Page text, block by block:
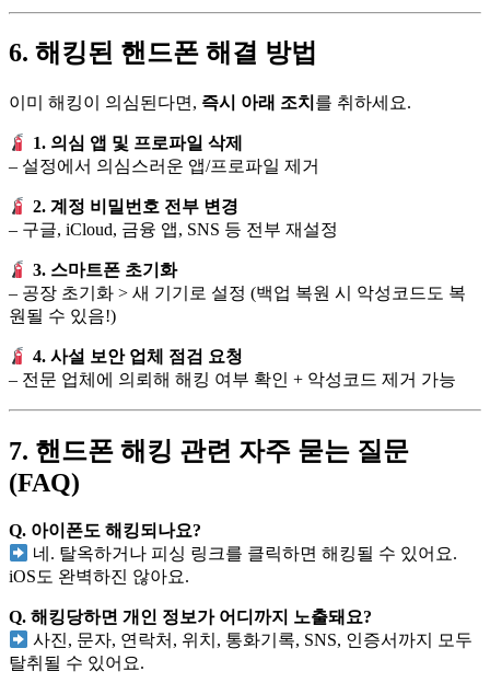
6. 해킹된 핸드폰 해결 방법
이미 해킹이 의심된다면, 즉시 아래 조치 를 취하세요.
1. 의심 앱 및 프로파일 삭제
– 설정에서 의심스러운 앱/프로파일 제거
2. 계정 비밀번호 전부 변경
– 구글, iCloud, 금융 앱, SNS 등 전부 재설정
3. 스마트폰 초기화
– 공장 초기화 > 새 기기로 설정 (백업 복원 시 악성코드도 복
원될 수 있음!)
4. 사설 보안 업체 점검 요청
– 전문 업체에 의뢰해 해킹 여부 확인 + 악성코드 제거 가능
7. 핸드폰 해킹 관련 자주 묻는 질문
(FAQ)
Q. 아이폰도 해킹되나요?
네. 탈옥하거나 피싱 링크를 클릭하면 해킹될 수 있어요.
iOS도 완벽하진 않아요.
Q. 해킹당하면 개인 정보가 어디까지 노출돼요?
사진, 문자, 연락처, 위치, 통화기록, SNS, 인증서까지 모두
탈취될 수 있어요.